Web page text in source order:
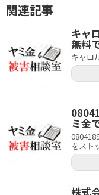
関連記事
キャ
無料
キャロ
ミ金
をスト
株式